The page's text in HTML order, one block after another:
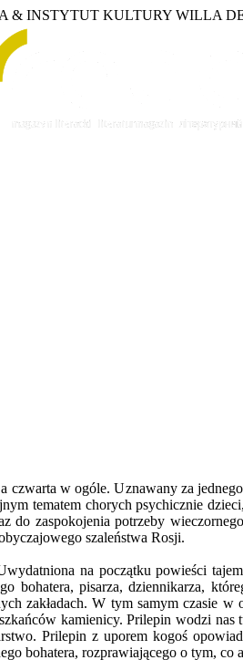
& INSTYTUT KULTURY WILLA
czwarta w ogóle. Uznawany za
tematem chorych psychicznie
zaspokojenia potrzeby
szaleństwa Rosji.
na początku powieści
bohatera, pisarza, dziennikarza,
zakładach. W tym samym czasie
kamienicy. Prilepin wodzi
Prilepin z uporem kogoś
bohatera, rozprawiającego o tym, co